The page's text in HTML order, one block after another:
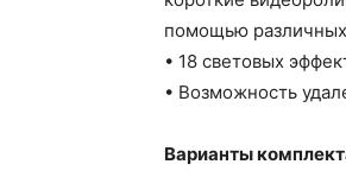
помощью различных
• 18 световых
• Возможность
Варианты